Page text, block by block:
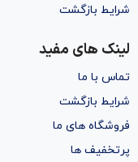
شرایط بازگشت
لینک های مفید
تماس با ما
شرایط بازگشت
فروشگاه های ما
پرتخفیف ها